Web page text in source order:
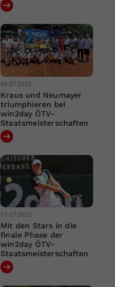
09.07.2023
Kraus und Neumayer
triumphieren bei
win2day ÖTV-
Staatsmeisterschaften
07.07.2023
Mit den Stars in die
finale Phase der
win2day ÖTV-
Staatsmeisterschaften